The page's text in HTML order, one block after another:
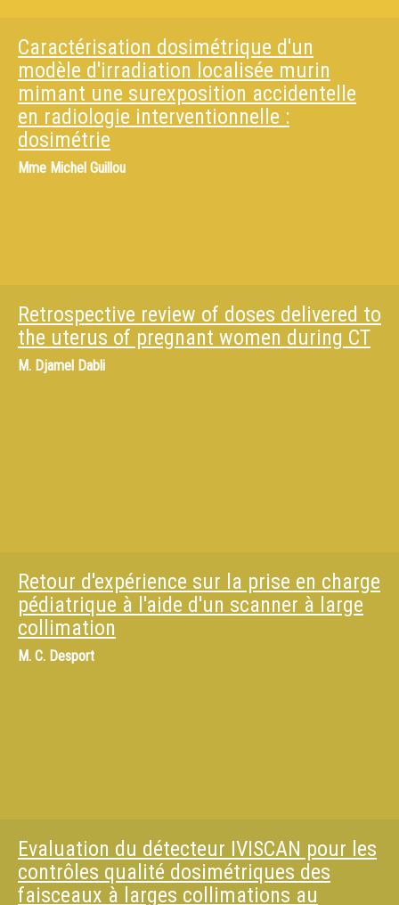
Caractérisation dosimétrique d'un
modèle d'irradiation localisée murin
mimant une surexposition accidentelle
en radiologie interventionnelle :
dosimétrie
Mme Michel Guillou
Retrospective review of doses delivered to
the uterus of pregnant women during CT
M. Djamel Dabli
Retour d'expérience sur la prise en charge
pédiatrique à l'aide d'un scanner à large
collimation
M. C. Desport
Evaluation du détecteur IVISCAN pour les
contrôles qualité dosimétriques des
faisceaux à larges collimations au